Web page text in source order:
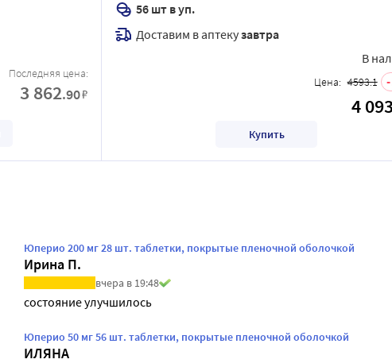
Последняя цена:
3 862.90₽
56 шт в уп.
Доставим в аптекузавтра
В
Цена: 4593.1
4 093
Купить
Юперио 200 мг 28 шт. таблетки, покрытые пленочной оболочкой
Ирина П.
вчера в 19:48
состояние улучшилось
Юперио 50 мг 56 шт. таблетки, покрытые пленочной оболочкой
ИЛЯНА